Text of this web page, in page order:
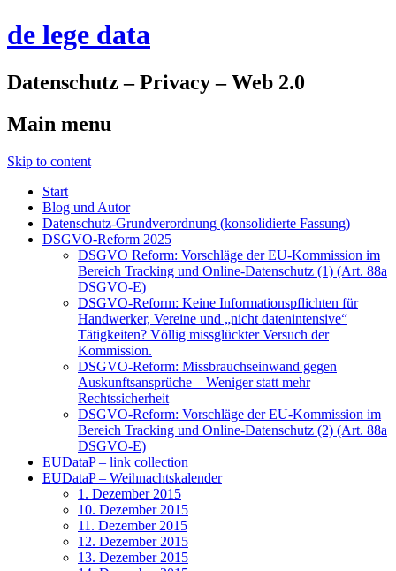
de lege data
Datenschutz – Privacy – Web 2.0
Main menu
Skip to content
Start
Blog und Autor
Datenschutz-Grundverordnung (konsolidierte Fassung)
DSGVO-Reform 2025
DSGVO Reform: Vorschläge der EU-Kommission im
Bereich Tracking und Online-Datenschutz (1) (Art. 88a
DSGVO-E)
DSGVO-Reform: Keine Informationspflichten für
Handwerker, Vereine und „nicht datenintensive“
Tätigkeiten? Völlig missglückter Versuch der
Kommission.
DSGVO-Reform: Missbrauchseinwand gegen
Auskunftsansprüche – Weniger statt mehr
Rechtssicherheit
DSGVO-Reform: Vorschläge der EU-Kommission im
Bereich Tracking und Online-Datenschutz (2) (Art. 88a
DSGVO-E)
EUDataP – link collection
EUDataP – Weihnachtskalender
1. Dezember 2015
10. Dezember 2015
11. Dezember 2015
12. Dezember 2015
13. Dezember 2015